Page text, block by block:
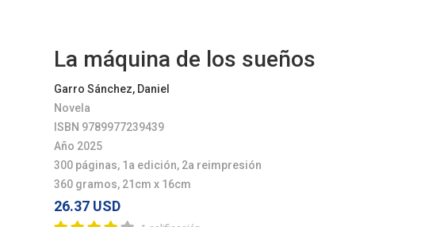
Infantil
Juvenil
Lecturas De Secundaria
La máquina de los sueños
Garro Sánchez, Daniel
Novela
ISBN 9789977239439
Año 2025
300 páginas, 1a edición, 2a reimpresión
360 gramos, 21cm x 16cm
26.37 USD